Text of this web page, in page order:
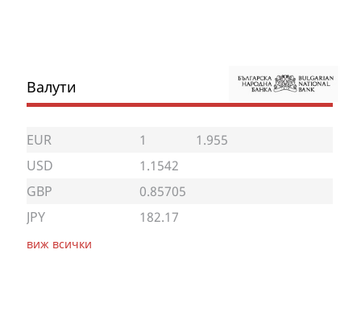
Валути
EUR 1
1.955
USD
1.1542
GBP
0.85705
JPY
182.17
виж всички